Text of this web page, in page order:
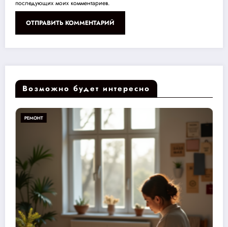
последующих моих комментариев.
Возможно будет интересно
РЕМОНТ